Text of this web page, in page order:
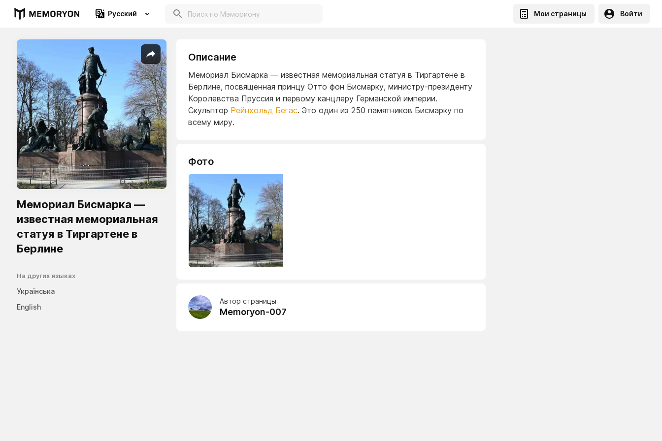
Русский Мои страницы Войти
Мемориал Бисмарка —
известная мемориальная
статуя в Тиргартене в
Берлине
На других языках
Українська
English
Описание
Мемориал Бисмарка — известная мемориальная статуя в Тиргартене в
Берлине, посвященная принцу Отто фон Бисмарку, министру-президенту
Королевства Пруссия и первому канцлеру Германской империи.
Скульптор Рейнхольд Бегас. Это один из 250 памятников Бисмарку по
всему миру.
Фото
Автор страницы
Memoryon-007